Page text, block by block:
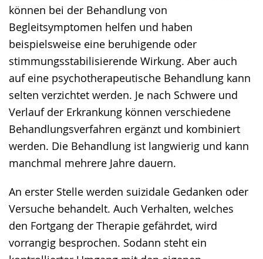
können bei der Behandlung von
Begleitsymptomen helfen und haben
beispielsweise eine beruhigende oder
stimmungsstabilisierende Wirkung. Aber auch
auf eine psychotherapeutische Behandlung kann
selten verzichtet werden. Je nach Schwere und
Verlauf der Erkrankung können verschiedene
Behandlungsverfahren ergänzt und kombiniert
werden. Die Behandlung ist langwierig und kann
manchmal mehrere Jahre dauern.
An erster Stelle werden suizidale Gedanken oder
Versuche behandelt. Auch Verhalten, welches
den Fortgang der Therapie gefährdet, wird
vorrangig besprochen. Sodann steht ein